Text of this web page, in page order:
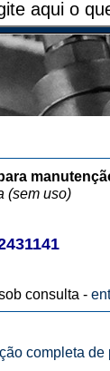
(sem uso)
consulta -
completa de